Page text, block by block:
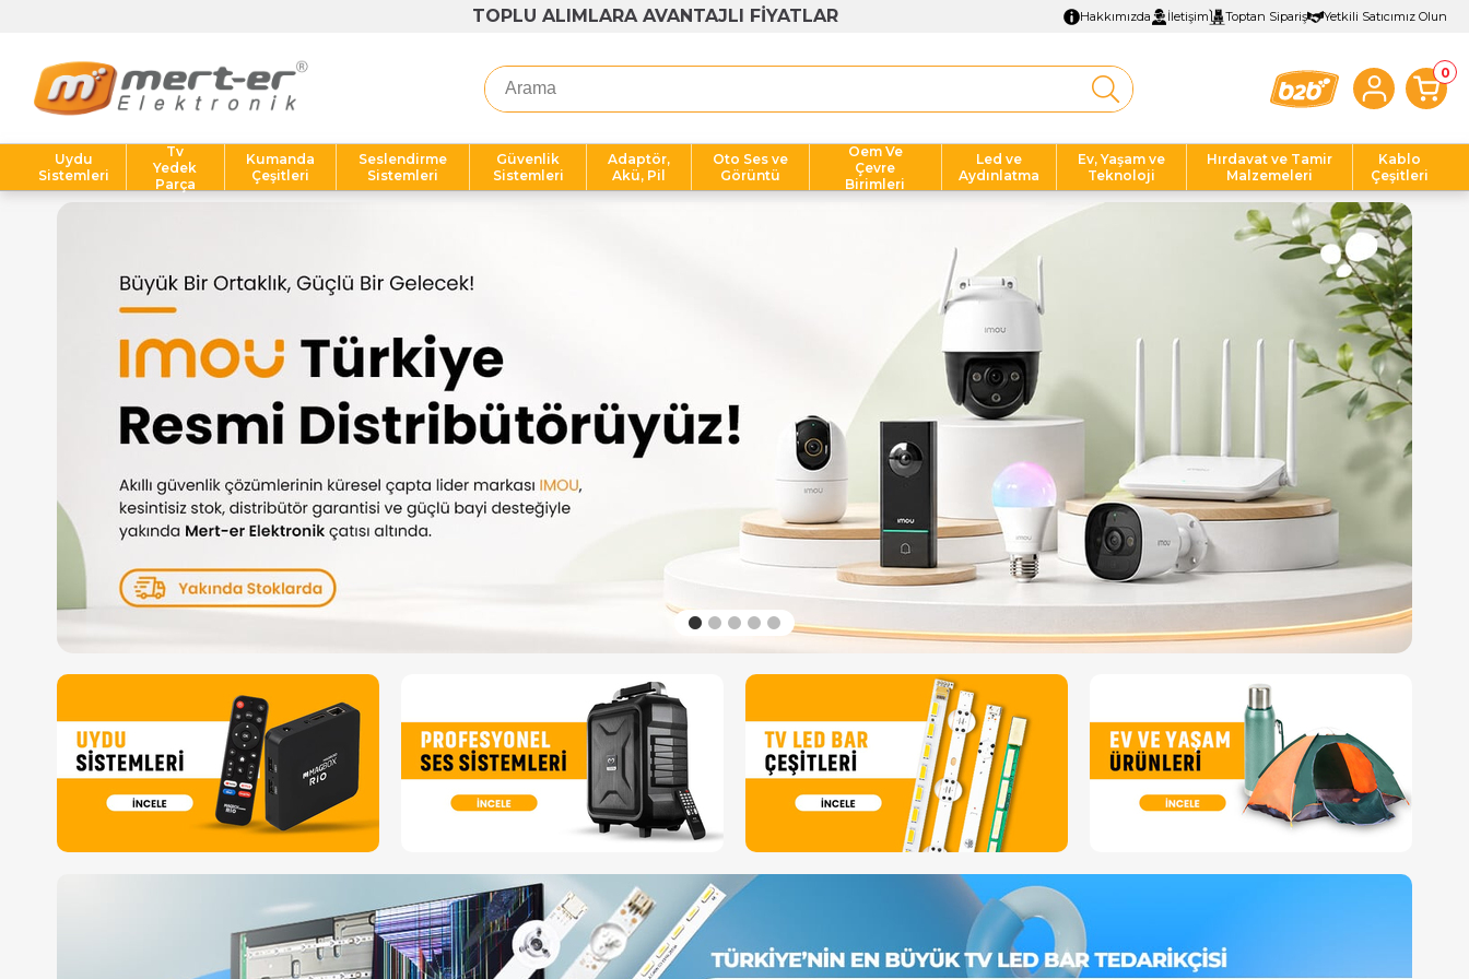
1000 TL ÜZERİ ÜCRETSİZ KARGO Hakkımızda İletişim Toptan Sipariş Yetkili Satıcımız Olun
0
Uydu
Sistemleri
Tv
Yedek
Parça
Kumanda
Çeşitleri
Seslendirme
Sistemleri
Güvenlik
Sistemleri
Adaptör,
Akü, Pil
Oto Ses ve
Görüntü
Oem Ve
Çevre
Birimleri
Led ve
Aydınlatma
Ev, Yaşam ve
Teknoloji
Hırdavat ve Tamir
Malzemeleri
Kablo
Çeşitleri